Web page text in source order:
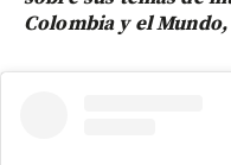
Colombia y el